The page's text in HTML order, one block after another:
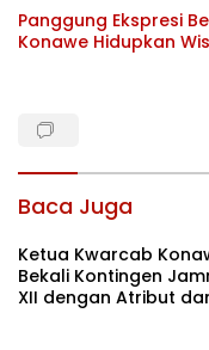
Panggung Ekspresi
Konawe Hidupkan
Baca Juga
Ketua Kwarcab
Bekali Kontingen
XII dengan Atribut